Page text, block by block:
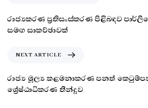
රාජ්‍යකරණ ප්‍රතිසංස්කරණ පිළිබඳව
සමඟ සාකච්ඡාවක්
NEXT ARTICLE
රාජ්‍ය මූල්‍ය කළමනාකරණ පනත්
ශ්‍රේෂ්ඨාධිකරණ තීන්දුව